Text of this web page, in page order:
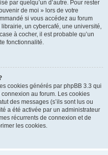
par quelqu’un d’autre. Pour rester
de moi » lors de votre
si vous accédez au forum
un cybercafé, une université,
à cocher, il est probable qu’un
fonctionnalité.
cookies générés par phpBB 3.3 qui
au forum. Les cookies
des messages (s’ils sont lus ou
a été activée par un administrateur
récurrents de connexion et de
les cookies.